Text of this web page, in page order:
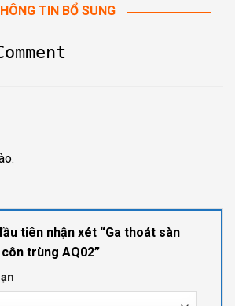
TIN BỔ SUNG
tiên nhận xét “Ga thoát sàn
trùng AQ02”